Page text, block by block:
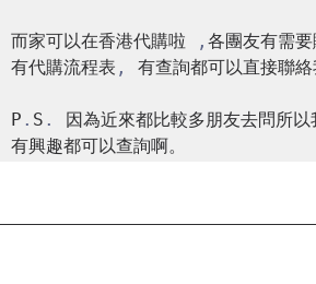
而家可以在香港代購啦 , 各團友有需
有代購流程表 , 有查詢都可以直接聯
P . S .
因為近來都比較多朋友去問所